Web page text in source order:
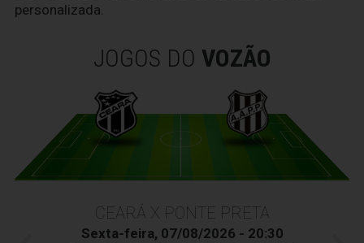
personalizada.
JOGOS DO VOZÃO
CEARÁ X PONTE PRETA
Sexta-feira, 07/08/2026 - 20:30